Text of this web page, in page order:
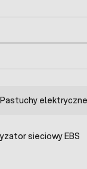
Pastuchy elektryczne
sieciowy EBS